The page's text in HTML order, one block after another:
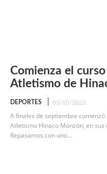
Comienza el
Atletismo de
DEPORTES 03/10/2023
A finales de septiembre comenzó
Atletismo Hinaco Monzón, en
Repasamos con uno...